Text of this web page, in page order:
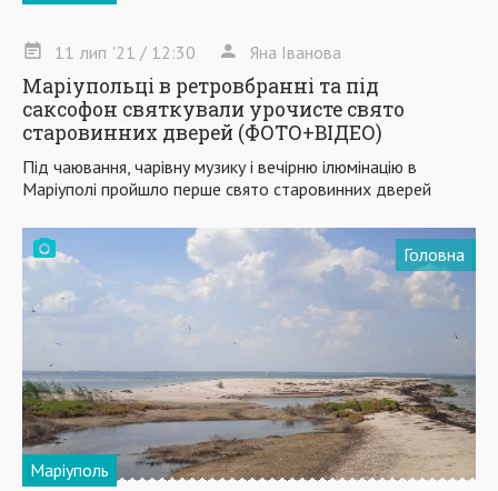
11 лип '21 / 12:30 Яна Іванова
Маріупольці в ретровбранні та під
саксофон святкували урочисте свято
старовинних дверей (ФОТО+ВІДЕО)
Під чаювання, чарівну музику і вечірню ілюмінацію в
Маріуполі пройшло перше свято старовинних дверей
Головна
Маріуполь